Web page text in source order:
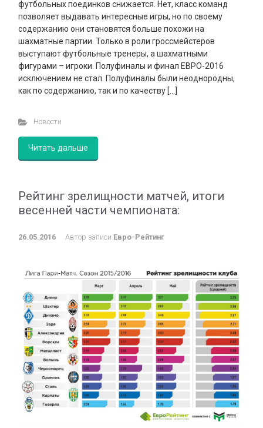
футбольных поединков снижается. Нет, класс команд
позволяет выдавать интересные игры, но по своему
содержанию они становятся больше похожи на
шахматные партии. Только в роли гроссмейстеров
выступают футбольные тренеры, а шахматными
фигурами – игроки. Полуфиналы и финал ЕВРО-2016
исключением не стал. Полуфиналы были неоднородны,
как по содержанию, так и по качеству […]
Новости
Читать дальше
Рейтинг зрелищности матчей, итоги
весенней части чемпионата:
26.05.2016 Автор записи Евро-Рейтинг